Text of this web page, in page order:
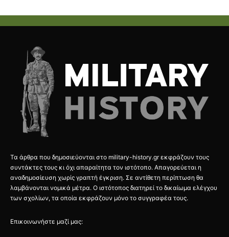
Τα άρθρα που δημοσιεύονται στο military-history.gr εκφράζουν τους
συντάκτες τους κι όχι απαραίτητα τον ιστότοπο. Απαγορεύεται η
αναδημοσίευση χωρίς γραπτή έγκριση. Σε αντίθετη περίπτωση θα
λαμβάνονται νομικά μέτρα. Ο ιστότοπος διατηρεί το δικαίωμα ελέγχου
των σχολίων, τα οποία εκφράζουν μόνο το συγγραφέα τους.
Επικοινωνήστε μαζί μας: